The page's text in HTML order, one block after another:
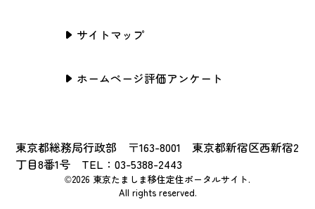
サイトマップ
ホームページ評価アンケート
東京都総務局行政部 〒163-8001 東京都新宿区西新宿2
丁目8番1号 TEL：03-5388-2443
©2026 東京たましま移住定住ポータルサイト.
All rights reserved.